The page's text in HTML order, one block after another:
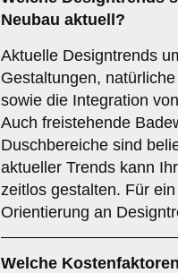
Neubau aktuell?
Aktuelle Designtrends
Gestaltungen,
sowie die Integration
Auch freistehende
Duschbereiche sind
aktueller Trends kann
zeitlos gestalten. Für
Orientierung an
Welche